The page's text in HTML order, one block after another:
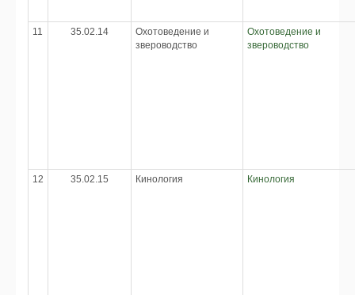
11 35.02.14
Охотоведение и
звероводство
Охотоведение и
звероводство
12 35.02.15 Кинология Кинология